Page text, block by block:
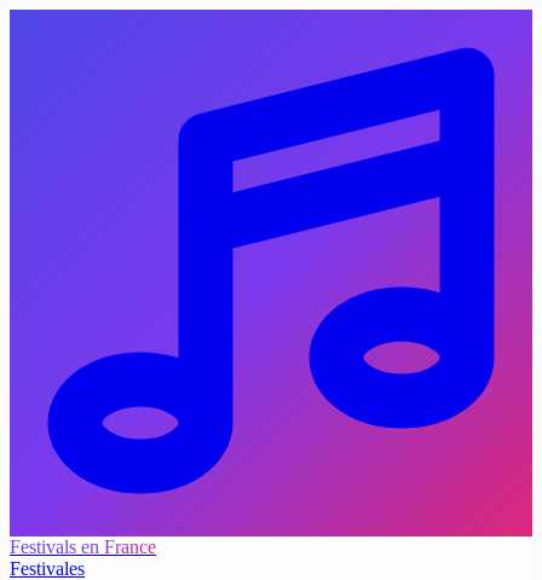
Festivals en France
Festivales